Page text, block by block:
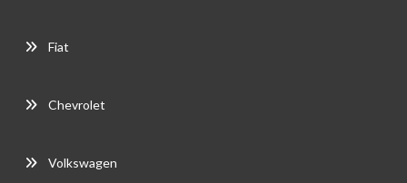
Fiat
Chevrolet
Volkswagen